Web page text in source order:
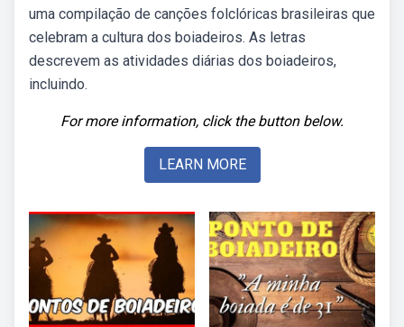
uma compilação de canções folclóricas brasileiras que
celebram a cultura dos boiadeiros. As letras
descrevem as atividades diárias dos boiadeiros,
incluindo.
For more information, click the button below.
LEARN MORE